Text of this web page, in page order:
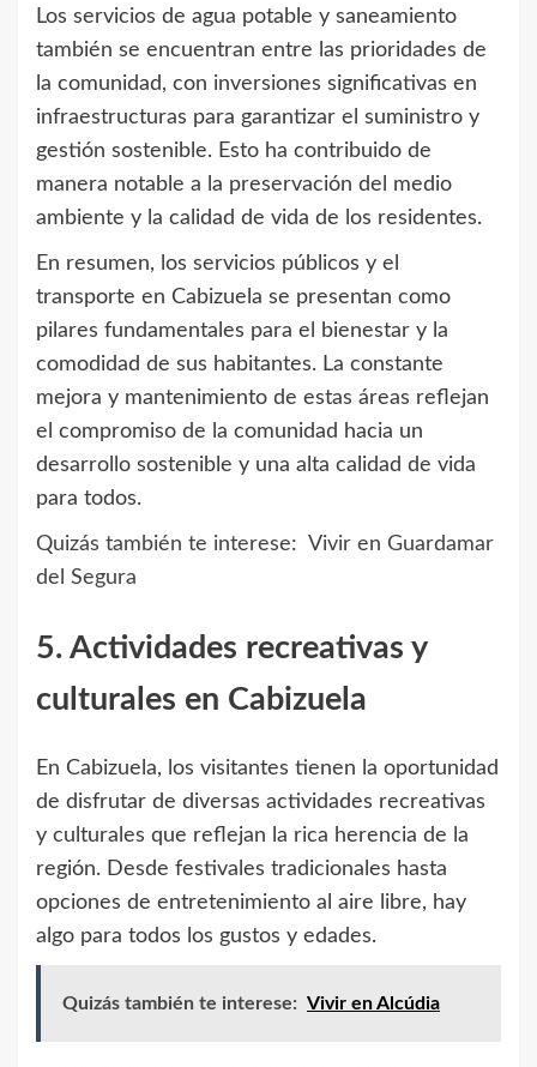
Los servicios de agua potable y saneamiento
también se encuentran entre las prioridades de
la comunidad, con inversiones significativas en
infraestructuras para garantizar el suministro y
gestión sostenible. Esto ha contribuido de
manera notable a la preservación del medio
ambiente y la calidad de vida de los residentes.
En resumen, los servicios públicos y el
transporte en Cabizuela se presentan como
pilares fundamentales para el bienestar y la
comodidad de sus habitantes. La constante
mejora y mantenimiento de estas áreas reflejan
el compromiso de la comunidad hacia un
desarrollo sostenible y una alta calidad de vida
para todos.
Quizás también te interese: Vivir en Guardamar
del Segura
5. Actividades recreativas y
culturales en Cabizuela
En Cabizuela, los visitantes tienen la oportunidad
de disfrutar de diversas actividades recreativas
y culturales que reflejan la rica herencia de la
región. Desde festivales tradicionales hasta
opciones de entretenimiento al aire libre, hay
algo para todos los gustos y edades.
Quizás también te interese: Vivir en Alcúdia